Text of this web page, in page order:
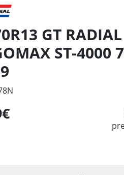
GT RADIAL
ST-4000